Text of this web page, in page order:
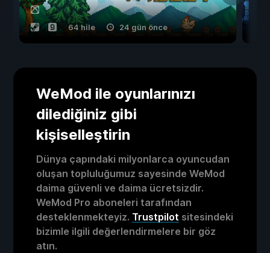
64 hile 24 gün önce
WeMod ile oyunlarınızı
dilediğiniz gibi
kişiselleştirin
Dünya çapındaki milyonlarca oyuncudan
oluşan topluluğumuz sayesinde WeMod
daima güvenli ve daima ücretsizdir.
WeMod Pro aboneleri tarafından
desteklenmekteyiz. Trustpilot sitesindeki
bizimle ilgili değerlendirmelere bir göz
atın.